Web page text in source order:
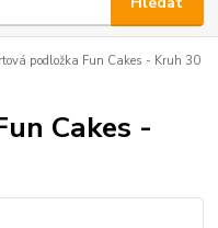
podložka Fun Cakes - Kruh 30
Cakes -